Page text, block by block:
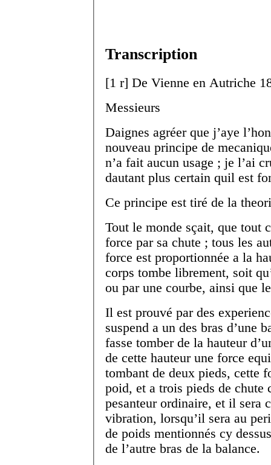
Transcription
[1 r] De Vienne en Autriche
Messieurs
Daignes agréer que j’aye
nouveau principe de
n’a fait aucun usage ; je l’ai
dautant plus certain quil est
Ce principe est tiré de la
Tout le monde sçait, que tout
force par sa chute ; tous les
force est proportionnée a la
corps tombe librement, soit
ou par une courbe, ainsi que
Il est prouvé par des
suspend a un des bras d’une
fasse tomber de la hauteur
de cette hauteur une force
tombant de deux pieds, cette
poid, et a trois pieds de chute
pesanteur ordinaire, et il sera
vibration, lorsqu’il sera au
de poids mentionnés cy
de l’autre bras de la balance.